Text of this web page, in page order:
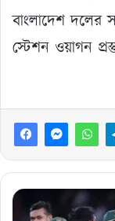
বাংলাদেশ দলের
স্টেশন ওয়াগন
বিশ্বকাপে
কতদূর